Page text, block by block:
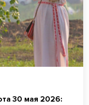
30 мая 2026: